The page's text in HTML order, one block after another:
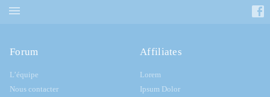
Forum
L’équipe
Nous contacter
Affiliates
Lorem
Ipsum Dolor